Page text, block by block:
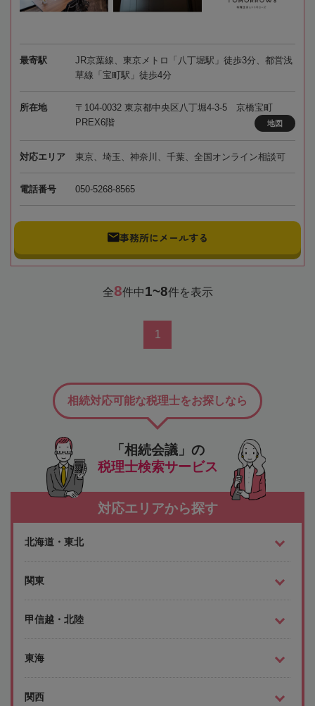
最寄駅
JR京葉線、東京メトロ「八丁堀駅」徒歩3分、都営浅
草線「宝町駅」徒歩4分
所在地
〒104-0032 東京都中央区八丁堀4-3-5 京橋宝町
PREX6階
地図
対応エリア 東京、埼玉、神奈川、千葉、全国オンライン相談可
電話番号 050-5268-8565
事務所にメールする
全8件中1~8件を表示
1
「相続会議」の
税理士検索サービス
相続対応可能な税理士をお探しなら
対応エリアから探す
北海道・東北
関東
甲信越・北陸
東海
関西